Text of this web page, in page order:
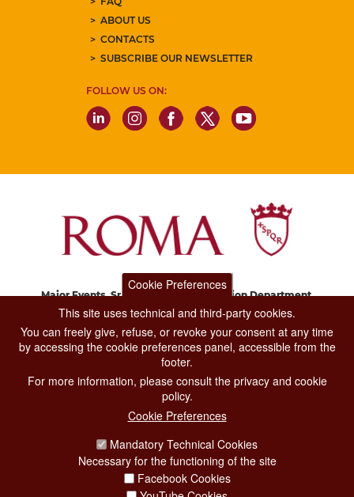
ABOUT US
CONTACTS
SUBSCRIBE OUR NEWSLETTER
FOLLOW US ON:
Major Events, Sport, Tourism and Fashion Department.
Via di San Basilio, 51
CONTACT CENTER TEL. 06 06 08
CONTATTA LA REDAZIONE
PRIVACY
SOCIAL MEDIA POLICY
Cookie Preferences
This site uses technical and third-party cookies.
You can freely give, refuse, or revoke your consent at any time
by accessing the cookie preferences panel, accessible from the
footer.
For more information, please consult the privacy and cookie
policy.
Cookie Preferences
Mandatory Technical Cookies
Necessary for the functioning of the site
Facebook Cookies